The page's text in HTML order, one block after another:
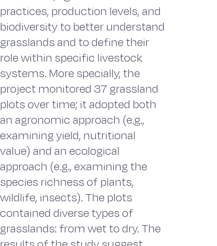
practices, production levels, and
biodiversity to better understand
grasslands and to define their
role within specific livestock
systems. More specially, the
project monitored 37 grassland
plots over time; it adopted both
an agronomic approach (e.g.,
examining yield, nutritional
value) and an ecological
approach (e.g., examining the
species richness of plants,
wildlife, insects). The plots
contained diverse types of
grasslands: from wet to dry. The